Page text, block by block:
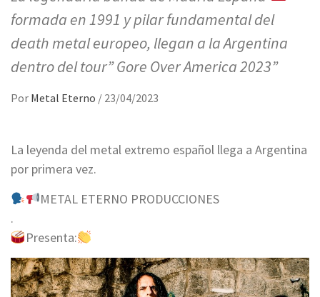
formada en 1991 y pilar fundamental del
death metal europeo, llegan a la Argentina
dentro del tour” Gore Over America 2023”
Por Metal Eterno / 23/04/2023
La leyenda del metal extremo español llega a Argentina
por primera vez.
METAL ETERNO PRODUCCIONES
.
Presenta: